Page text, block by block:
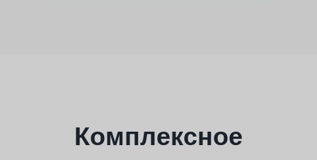
Комплексное